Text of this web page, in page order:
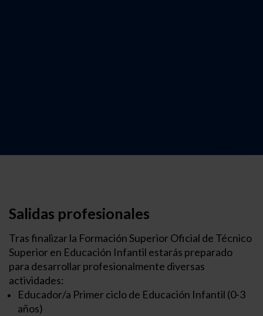
Salidas profesionales
Tras finalizar la Formación Superior Oficial de Técnico
Superior en Educación Infantil estarás preparado
para desarrollar profesionalmente diversas
actividades:
Educador/a Primer ciclo de Educación Infantil (0-3
años)